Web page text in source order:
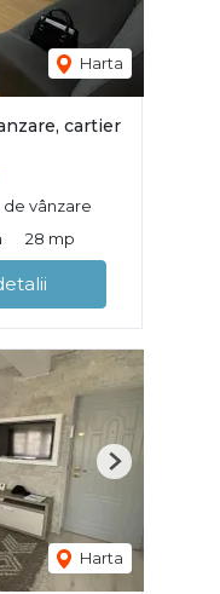
Harta
cartier
vânzare
28 mp
Harta
Next